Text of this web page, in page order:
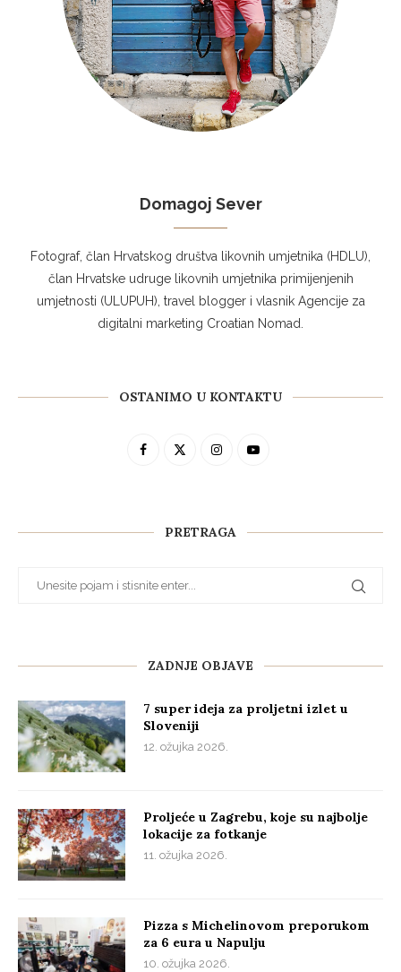
Domagoj Sever
Fotograf, član Hrvatskog društva likovnih umjetnika (HDLU),
član Hrvatske udruge likovnih umjetnika primijenjenih
umjetnosti (ULUPUH), travel blogger i vlasnik Agencije za
digitalni marketing Croatian Nomad.
OSTANIMO U KONTAKTU
PRETRAGA
ZADNJE OBJAVE
7 super ideja za proljetni izlet u
Sloveniji
12. ožujka 2026.
Proljeće u Zagrebu, koje su najbolje
lokacije za fotkanje
11. ožujka 2026.
Pizza s Michelinovom preporukom
za 6 eura u Napulju
10. ožujka 2026.